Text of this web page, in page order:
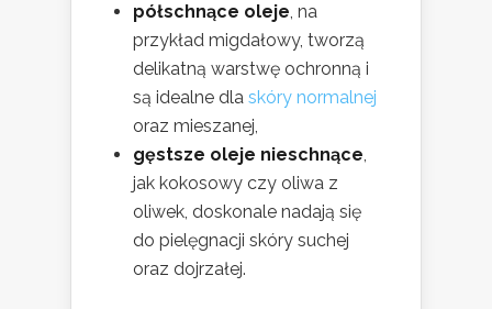
półschnące oleje, na
przykład migdałowy, tworzą
delikatną warstwę ochronną i
są idealne dla skóry normalnej
oraz mieszanej,
gęstsze oleje nieschnące,
jak kokosowy czy oliwa z
oliwek, doskonale nadają się
do pielęgnacji skóry suchej
oraz dojrzałej.